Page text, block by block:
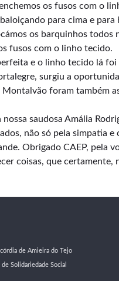
os fusos com o
para cima e
os barquinhos todos
fusos com o linho tecido.
e o linho tecido lá
surgiu a
Montalvão foram também
saudosa Amália
não só pela simpatia
Obrigado CAEP, pela
coisas, que certamente,
de Amieira do Tejo
Solidariedade Social